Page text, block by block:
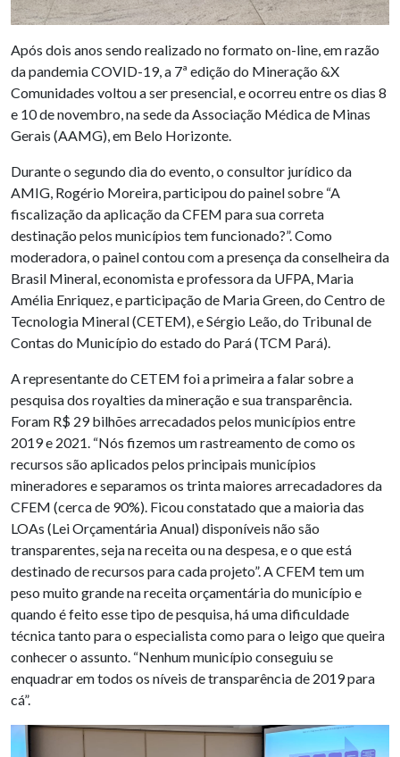
Após dois anos sendo realizado no formato on-line, em razão
da pandemia COVID-19, a 7ª edição do Mineração &X
Comunidades voltou a ser presencial, e ocorreu entre os dias 8
e 10 de novembro, na sede da Associação Médica de Minas
Gerais (AAMG), em Belo Horizonte.
Durante o segundo dia do evento, o consultor jurídico da
AMIG, Rogério Moreira, participou do painel sobre “A
fiscalização da aplicação da CFEM para sua correta
destinação pelos municípios tem funcionado?”. Como
moderadora, o painel contou com a presença da conselheira da
Brasil Mineral, economista e professora da UFPA, Maria
Amélia Enriquez, e participação de Maria Green, do Centro de
Tecnologia Mineral (CETEM), e Sérgio Leão, do Tribunal de
Contas do Município do estado do Pará (TCM Pará).
A representante do CETEM foi a primeira a falar sobre a
pesquisa dos royalties da mineração e sua transparência.
Foram R$ 29 bilhões arrecadados pelos municípios entre
2019 e 2021. “Nós fizemos um rastreamento de como os
recursos são aplicados pelos principais municípios
mineradores e separamos os trinta maiores arrecadadores da
CFEM (cerca de 90%). Ficou constatado que a maioria das
LOAs (Lei Orçamentária Anual) disponíveis não são
transparentes, seja na receita ou na despesa, e o que está
destinado de recursos para cada projeto”. A CFEM tem um
peso muito grande na receita orçamentária do município e
quando é feito esse tipo de pesquisa, há uma dificuldade
técnica tanto para o especialista como para o leigo que queira
conhecer o assunto. “Nenhum município conseguiu se
enquadrar em todos os níveis de transparência de 2019 para
cá”.